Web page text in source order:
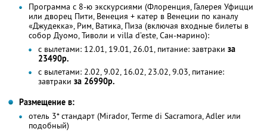
Программа с 8-ю экскурсиями (Флоренция, Галерея Уфицци
или дворец Пити, Венеция + катер в Венеции по каналу
«Джудекка», Рим, Ватика, Пиза (включая входные билеты в
собор Дуомо, Тиволи и villa d’este, Сан-марино):
с вылетами: 12.01, 19.01, 26.01, питание: завтраки за
23490р.
с вылетами: 2.02, 9.02, 16.02, 23.02, 9.03, питание:
завтраки за 26990р.
Размещение в:
отель 3* стандарт (Mirador, Terme di Sacramora, Adler или
подобный)